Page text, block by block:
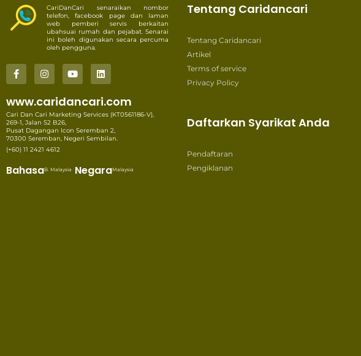
CariDanCari senaraikan nombor
telefon, facebook page dan laman
web pemberi servis berkaitan
ubahsuai rumah dan pejabat. Senarai
ini boleh digunakan secara percuma
oleh pengguna.
www.caridancari.com
Cari Dan Cari Marketing Services (KT0561186-V),
269-1, Jalan S2 B26,
Pusat Dagangan Icon Seremban 2,
70300 Seremban, Negeri Sembilan.
(+60) 11 2421 4612
BahasaB. Malaysia NegaraMalaysia
Tentang Caridancari
Tentang Caridancari
Artikel
Terms of service
Privacy Policy
Daftarkan Syarikat Anda
Pendaftaran
Pengiklanan